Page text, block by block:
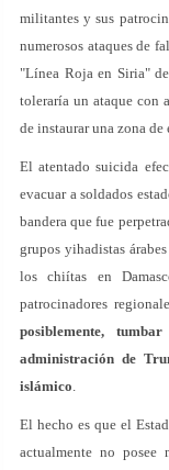
militantes y sus
numerosos ataques de
"Línea Roja en Siria"
toleraría un ataque con
de instaurar una zona
El atentado suicida
evacuar a soldados
bandera que fue
grupos yihadistas
los chiítas en
patrocinadores
posiblemente,
administración de
islámico.
El hecho es que el
actualmente no